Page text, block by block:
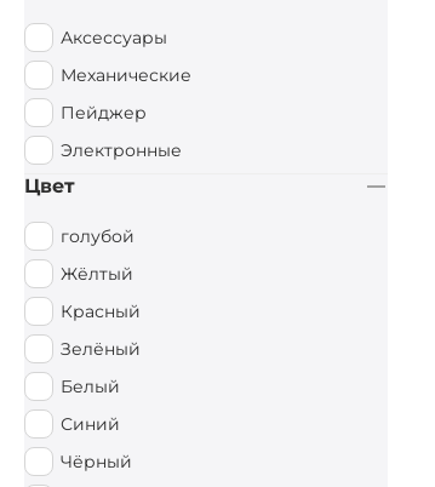
Аксессуары
Механические
Пейджер
Электронные
Цвет
голубой
Жёлтый
Красный
Зелёный
Белый
Синий
Чёрный